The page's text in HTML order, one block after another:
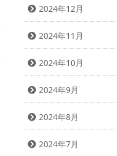
2024年12月
2024年11月
2024年10月
2024年9月
2024年8月
2024年7月